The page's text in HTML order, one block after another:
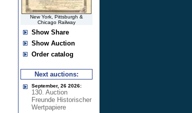
New York, Pittsburgh &
Chicago Railway
Show Share
Show Auction
Order catalog
Next auctions:
September, 26 2026:
130. Auction
Freunde Historischer
Wertpapiere